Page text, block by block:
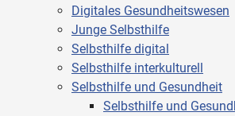
Digitales Gesundheitswesen
Junge Selbsthilfe
Selbsthilfe digital
Selbsthilfe interkulturell
Selbsthilfe und Gesundheit
Selbsthilfe und